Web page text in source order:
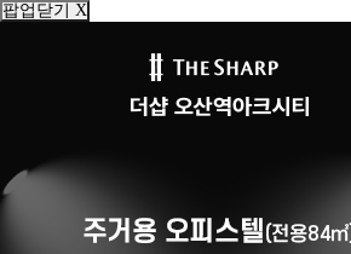
팝업닫기 X